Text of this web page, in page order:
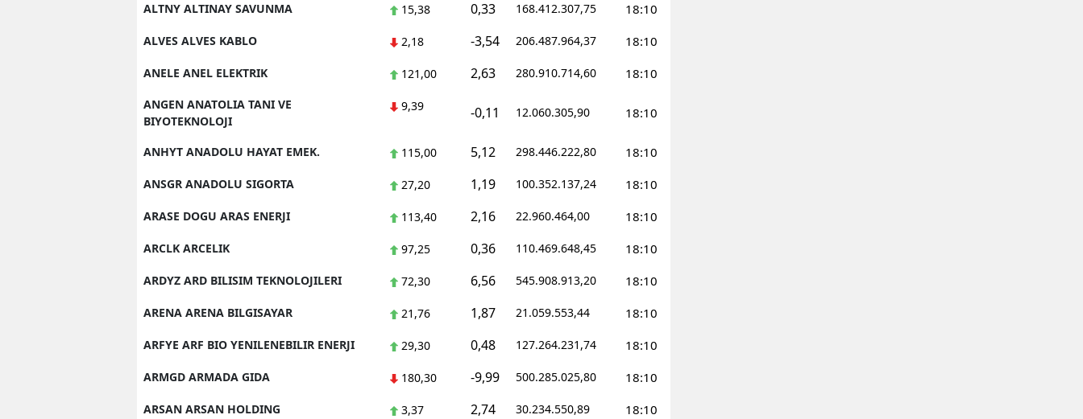
Van
Yozgat
Zonguldak
Aksaray
Bayburt
Karaman
Kırıkkale
Batman
ALTNY ALTINAY SAVUNMA 15,38 0,33 168.412.307,75 18:10
ALVES ALVES KABLO 2,18 -3,54 206.487.964,37 18:10
ANELE ANEL ELEKTRIK 121,00 2,63 280.910.714,60 18:10
ANGEN ANATOLIA TANI VE
BIYOTEKNOLOJI
9,39 -0,11 12.060.305,90 18:10
ANHYT ANADOLU HAYAT EMEK. 115,00 5,12 298.446.222,80 18:10
ANSGR ANADOLU SIGORTA 27,20 1,19 100.352.137,24 18:10
ARASE DOGU ARAS ENERJI 113,40 2,16 22.960.464,00 18:10
ARCLK ARCELIK 97,25 0,36 110.469.648,45 18:10
ARDYZ ARD BILISIM TEKNOLOJILERI 72,30 6,56 545.908.913,20 18:10
ARENA ARENA BILGISAYAR 21,76 1,87 21.059.553,44 18:10
ARFYE ARF BIO YENILENEBILIR ENERJI 29,30 0,48 127.264.231,74 18:10
ARMGD ARMADA GIDA 180,30 -9,99 500.285.025,80 18:10
ARSAN ARSAN HOLDING 3,37 2,74 30.234.550,89 18:10